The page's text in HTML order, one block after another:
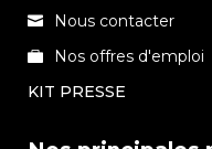
Nous contacter
Nos offres d'emploi
KIT PRESSE